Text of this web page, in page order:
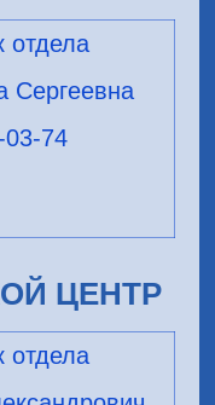
отдела
Сергеевна
03-74
ЦЕНТР
отдела